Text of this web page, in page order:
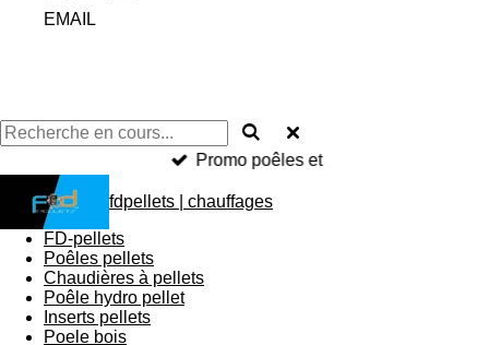
EMAIL
Promo poêles et
fdpellets | chauffages
FD-pellets
Poêles pellets
Chaudières à pellets
Poêle hydro pellet
Inserts pellets
Poele bois